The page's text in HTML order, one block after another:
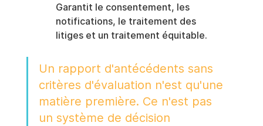
Garantit le consentement, les
notifications, le traitement des
litiges et un traitement équitable.
Un rapport d'antécédents sans
critères d'évaluation n'est qu'une
matière première. Ce n'est pas
un système de décision